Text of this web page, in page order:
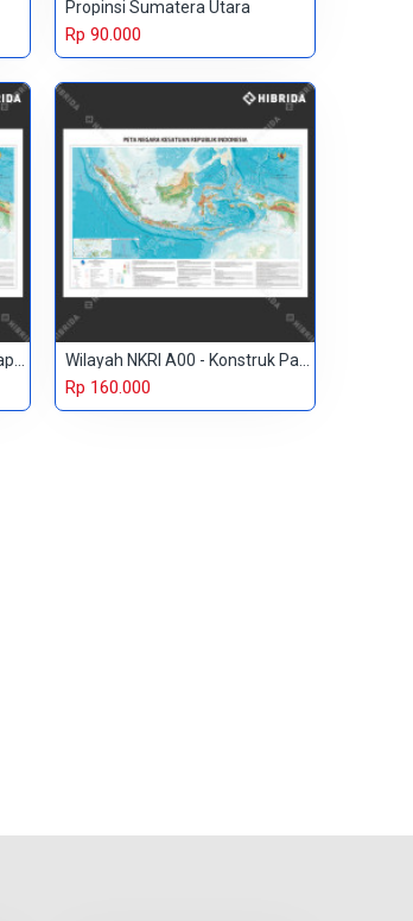
Propinsi Sumatera Utara
Rp 90.000
Rp 160.000